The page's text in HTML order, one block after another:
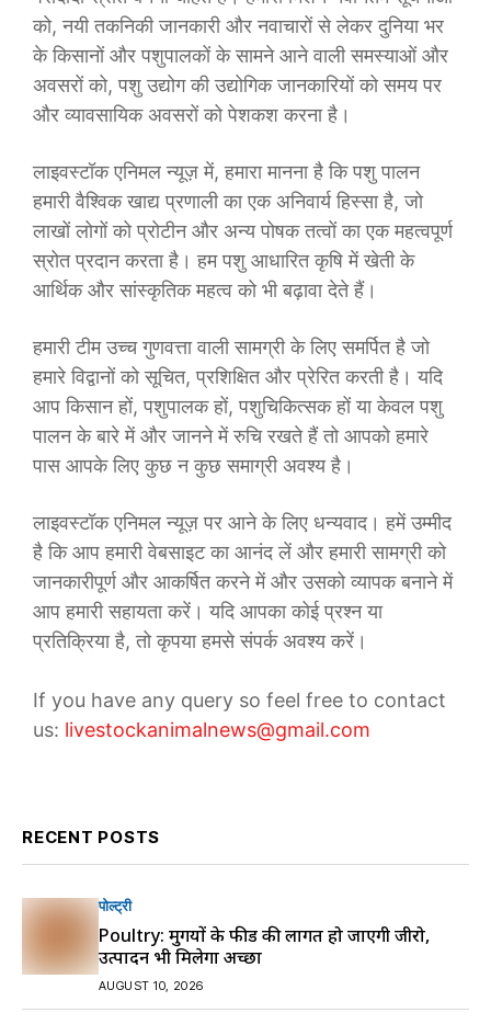
को, नयी तकनिकी जानकारी और नवाचारों से लेकर दुनिया भर
के किसानों और पशुपालकों के सामने आने वाली समस्याओं और
अवसरों को, पशु उद्योग की उद्योगिक जानकारियों को समय पर
और व्यावसायिक अवसरों को पेशकश करना है।
लाइवस्टॉक एनिमल न्यूज़ में, हमारा मानना है कि पशु पालन
हमारी वैश्विक खाद्य प्रणाली का एक अनिवार्य हिस्सा है, जो
लाखों लोगों को प्रोटीन और अन्य पोषक तत्वों का एक महत्वपूर्ण
स्रोत प्रदान करता है। हम पशु आधारित कृषि में खेती के
आर्थिक और सांस्कृतिक महत्व को भी बढ़ावा देते हैं।
हमारी टीम उच्च गुणवत्ता वाली सामग्री के लिए समर्पित है जो
हमारे विद्वानों को सूचित, प्रशिक्षित और प्रेरित करती है। यदि
आप किसान हों, पशुपालक हों, पशुचिकित्सक हों या केवल पशु
पालन के बारे में और जानने में रुचि रखते हैं तो आपको हमारे
पास आपके लिए कुछ न कुछ समाग्री अवश्य है।
लाइवस्टॉक एनिमल न्यूज़ पर आने के लिए धन्यवाद। हमें उम्मीद
है कि आप हमारी वेबसाइट का आनंद लें और हमारी सामग्री को
जानकारीपूर्ण और आकर्षित करने में और उसको व्यापक बनाने में
आप हमारी सहायता करें। यदि आपका कोई प्रश्न या
प्रतिक्रिया है, तो कृपया हमसे संपर्क अवश्य करें।
If you have any query so feel free to contact
us: livestockanimalnews@gmail.com
RECENT POSTS
पोल्ट्री
Poultry: मुर्गियों के फीड की लागत हो जाएगी जीरो,
उत्पादन भी मिलेगा अच्छा
AUGUST 10, 2026